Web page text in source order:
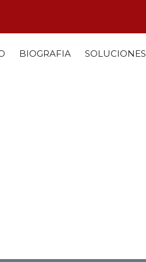
BIOGRAFIA SOLUCIONES